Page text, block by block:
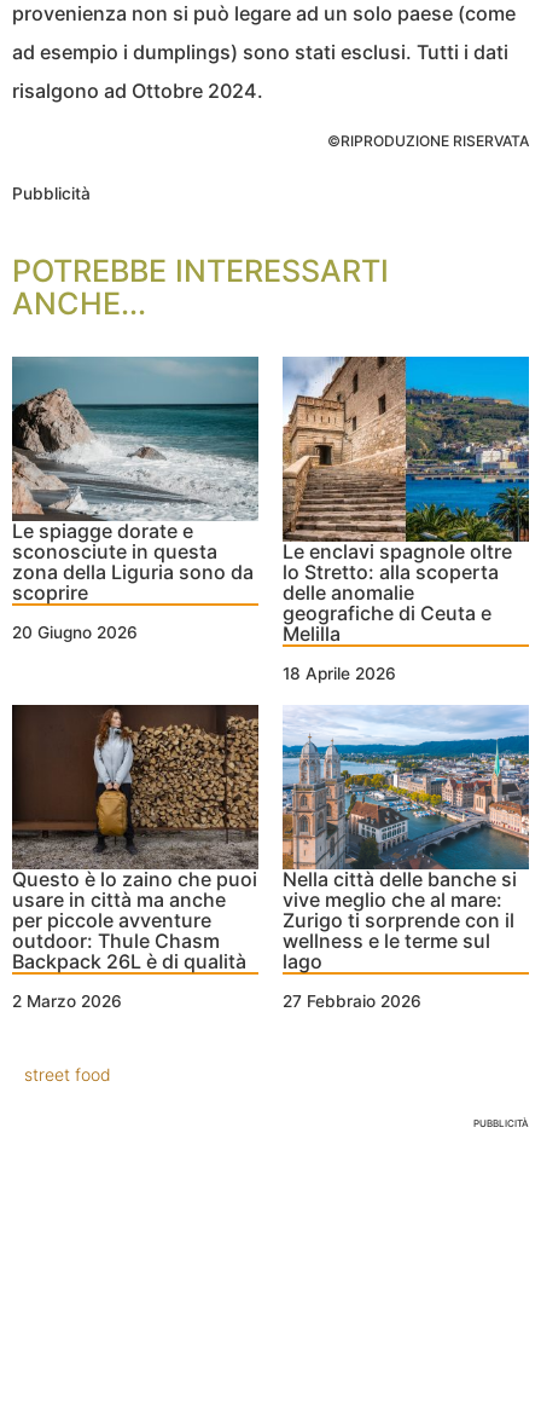
provenienza non si può legare ad un solo paese (come
ad esempio i dumplings) sono stati esclusi. Tutti i dati
risalgono ad Ottobre 2024.
©RIPRODUZIONE RISERVATA
Pubblicità
POTREBBE INTERESSARTI
ANCHE...
Le spiagge dorate e
sconosciute in questa
zona della Liguria sono da
scoprire
20 Giugno 2026
Le enclavi spagnole oltre
lo Stretto: alla scoperta
delle anomalie
geografiche di Ceuta e
Melilla
18 Aprile 2026
Questo è lo zaino che puoi
usare in città ma anche
per piccole avventure
outdoor: Thule Chasm
Backpack 26L è di qualità
2 Marzo 2026
Nella città delle banche si
vive meglio che al mare:
Zurigo ti sorprende con il
wellness e le terme sul
lago
27 Febbraio 2026
street food
PUBBLICITÀ